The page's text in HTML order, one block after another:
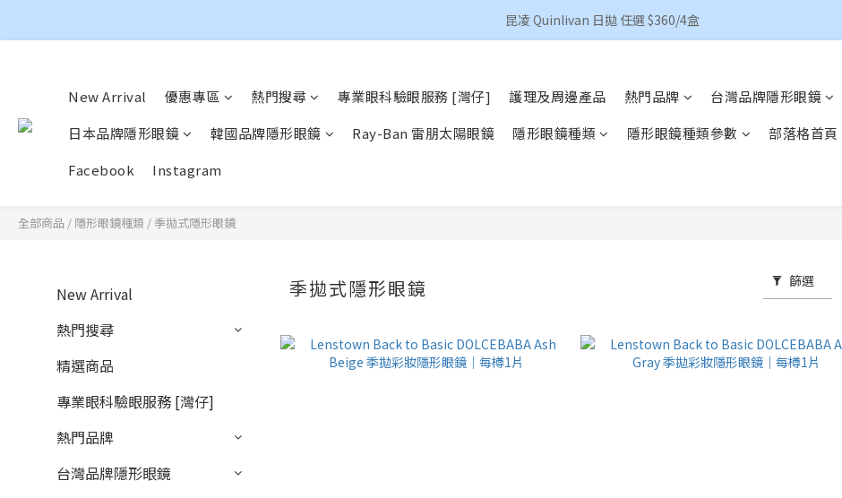
香港地區買滿HKD 500(澳門HKD 600)順豐包郵
昆凌 Quinlivan 日拋 任選 $360/4盒
New Arrival 優惠專區 熱門搜尋 專業眼科驗眼服務 [灣仔] 護理及周邊產品 熱門品牌
台灣品牌隱形眼鏡
日本品牌隱形眼鏡
韓國品牌隱形眼鏡 Ray-Ban 雷朋太陽眼鏡 隱形眼鏡種類 隱形眼鏡種類參數 部落格首頁
Facebook
Instagram
全部商品 / 隱形眼鏡種類 / 季拋式隱形眼鏡
New Arrival
熱門搜尋
精選商品
專業眼科驗眼服務 [灣仔]
熱門品牌
台灣品牌隱形眼鏡
季拋式隱形眼鏡 篩選